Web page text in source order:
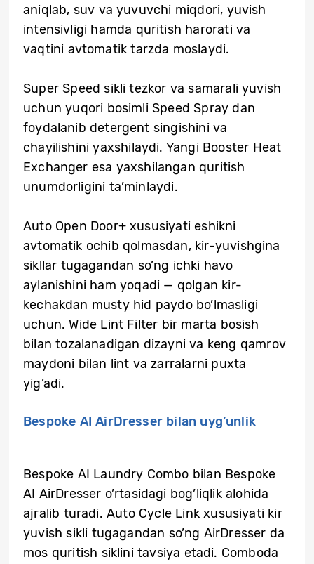
aniqlab, suv va yuvuvchi miqdori, yuvish
intensivligi hamda quritish harorati va
vaqtini avtomatik tarzda moslaydi.
Super Speed sikli tezkor va samarali yuvish
uchun yuqori bosimli Speed Spray dan
foydalanib detergent singishini va
chayilishini yaxshilaydi. Yangi Booster Heat
Exchanger esa yaxshilangan quritish
unumdorligini ta’minlaydi.
Auto Open Door+ xususiyati eshikni
avtomatik ochib qolmasdan, kir-yuvishgina
sikllar tugagandan so’ng ichki havo
aylanishini ham yoqadi — qolgan kir-
kechakdan musty hid paydo bo’lmasligi
uchun. Wide Lint Filter bir marta bosish
bilan tozalanadigan dizayni va keng qamrov
maydoni bilan lint va zarralarni puxta
yig’adi.
Bespoke AI AirDresser bilan uyg’unlik
Bespoke AI Laundry Combo bilan Bespoke
AI AirDresser o’rtasidagi bog’liqlik alohida
ajralib turadi. Auto Cycle Link xususiyati kir
yuvish sikli tugagandan so’ng AirDresser da
mos quritish siklini tavsiya etadi. Comboda